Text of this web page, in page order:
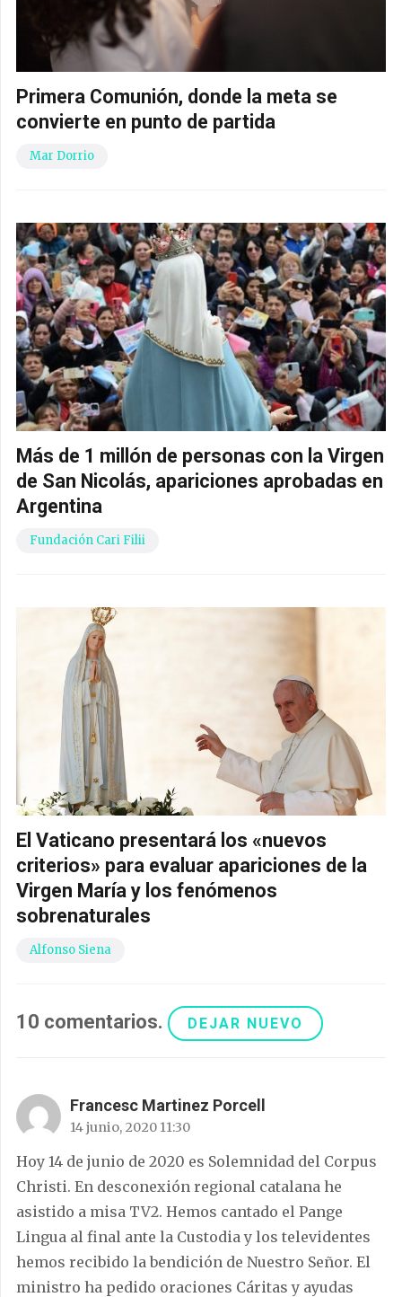
Primera Comunión, donde la meta se
convierte en punto de partida
Mar Dorrio
Más de 1 millón de personas con la Virgen
de San Nicolás, apariciones aprobadas en
Argentina
Fundación Cari Filii
El Vaticano presentará los «nuevos
criterios» para evaluar apariciones de la
Virgen María y los fenómenos
sobrenaturales
Alfonso Siena
10 comentarios. DEJAR NUEVO
Francesc Martinez Porcell
14 junio, 2020 11:30
Hoy 14 de junio de 2020 es Solemnidad del Corpus
Christi. En desconexión regional catalana he
asistido a misa TV2. Hemos cantado el Pange
Lingua al final ante la Custodia y los televidentes
hemos recibido la bendición de Nuestro Señor. El
ministro ha pedido oraciones Cáritas y ayudas